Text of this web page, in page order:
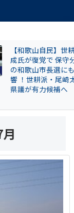
【和歌山自民】世
成氏が復党で 保守
の和歌山市長選に
響 ！世耕派・尾崎
県議が有力候補へ